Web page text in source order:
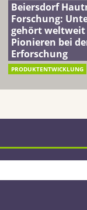
Beiersdorf
Forschung:
gehört weltweit
Pionieren bei
Erforschung
PRODUKTENTWICKLUNG